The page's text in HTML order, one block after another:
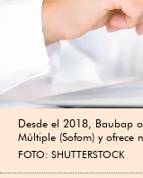
Desde el 2018, Baubap
Múltiple (Sofom) y ofrece
FOTO: SHUTTERSTOCK